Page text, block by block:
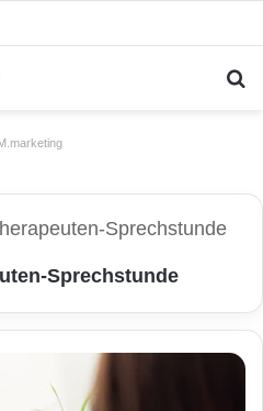
bei Jugendlichen
Sprechstunde
Sprechstunde